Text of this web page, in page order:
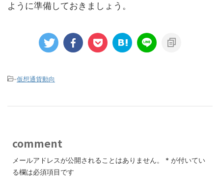
ように準備しておきましょう。
-仮想通貨動向
comment
メールアドレスが公開されることはありません。 * が付いてい
る欄は必須項目です